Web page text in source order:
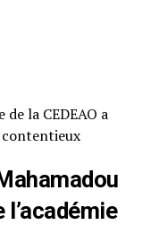
la CEDEAO a
contentieux